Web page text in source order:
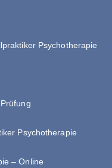
Psychotherapie
Psychotherapie
– Online